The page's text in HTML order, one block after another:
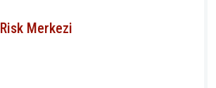
Risk Merkezi